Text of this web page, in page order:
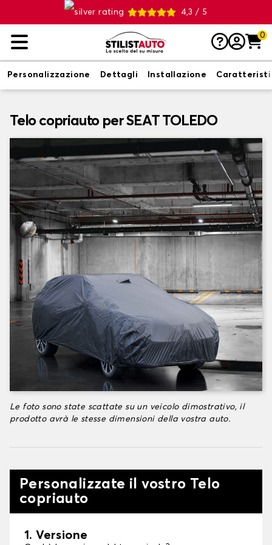
4,3 / 5
0
Personalizzazione Dettagli Installazione
Telo copriauto per SEAT TOLEDO
Le foto sono state scattate su un veicolo dimostrativo, il
prodotto avrà le stesse dimensioni della vostra auto.
Personalizzate il vostro Telo
copriauto
1. Versione